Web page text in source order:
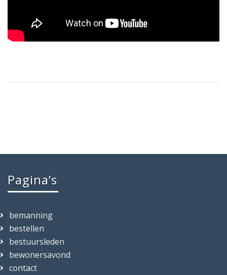
Pagina’s
bemanning
bestellen
bestuursleden
bewonersavond
contact